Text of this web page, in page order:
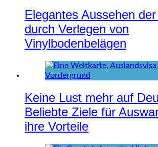
Elegantes Aussehen
durch Verlegen von
Vinylbodenbelägen
Keine Lust mehr auf
Beliebte Ziele für
ihre Vorteile